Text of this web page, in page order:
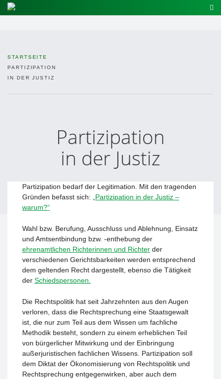
STARTSEITE
PARTIZIPATION
IN DER JUSTIZ
Partizipation
in der Justiz
Partizipation bedarf der Legitimation. Mit den tragenden
Gründen befasst sich: „Partizipation in der Justiz –
warum?“
Wahl bzw. Berufung, Ausschluss und Ablehnung, Einsatz
und Amtsentbindung bzw. -enthebung der
ehrenamtlichen Richterinnen und Richter der
verschiedenen Gerichtsbarkeiten werden entsprechend
dem geltenden Recht dargestellt, ebenso die Tätigkeit
der Schiedspersonen.
Die Rechtspolitik hat seit Jahrzehnten aus den Augen
verloren, dass die Rechtsprechung eine Staatsgewalt
ist, die nur zum Teil aus dem Wissen um fachliche
Methodik besteht, sondern zu einem erheblichen Teil
von bürgerlicher Mitwirkung und der Einbringung
außerjuristischen fachlichen Wissens. Partizipation soll
dem Diktat der Ökonomisierung von Rechtspolitik und
Rechtsprechung entgegenwirken, aber auch dem